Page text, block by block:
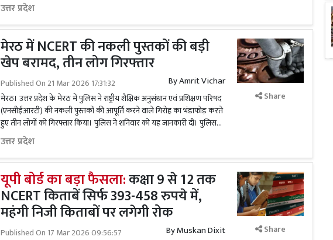
उत्तर प्रदेश
मेरठ में NCERT की नकली पुस्तकों की बड़ी
खेप बरामद, तीन लोग गिरफ्तार
Published On 21 Mar 2026 17:31:32 ByAmrit Vichar
मेरठ। उत्तर प्रदेश के मेरठ में पुलिस ने राष्ट्रीय शैक्षिक अनुसंधान एवं प्रशिक्षण परिषद
(एनसीईआरटी) की नकली पुस्तकों की आपूर्ति करने वाले गिरोह का भंडाफोड़ करते
हुए तीन लोगों को गिरफ्तार किया। पुलिस ने शनिवार को यह जानकारी दी। पुलिस...
उत्तर प्रदेश
Share
यूपी बोर्ड का बड़ा फैसला:कक्षा 9 से 12 तक
NCERT किताबें सिर्फ 393-458 रुपये में,
महंगी निजी किताबों पर लगेगी रोक
Published On 17 Mar 2026 09:56:57 ByMuskan Dixit Share